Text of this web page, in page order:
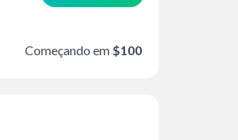
Começando em $100